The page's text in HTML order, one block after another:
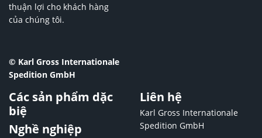
thuận lợi cho khách hàng
của chúng tôi.
© Karl Gross Internationale
Spedition GmbH
Các sản phẩm dặc
biệ
Nghề nghiệp
Liên hệ
Karl Gross Internationale
Spedition GmbH